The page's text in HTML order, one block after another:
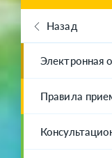
Назад
Электронная
Правила